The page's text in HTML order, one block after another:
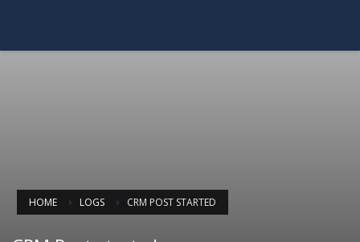
HOME LOGS CRM POST STARTED